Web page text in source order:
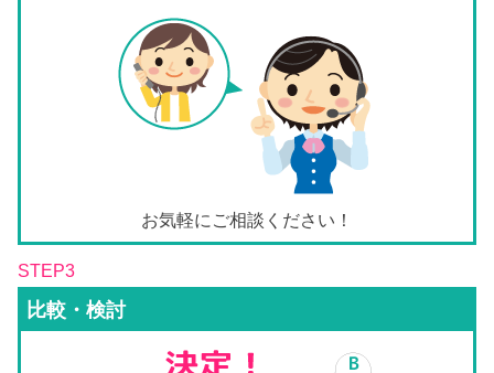
お気軽にご相談ください！
STEP3
比較・検討